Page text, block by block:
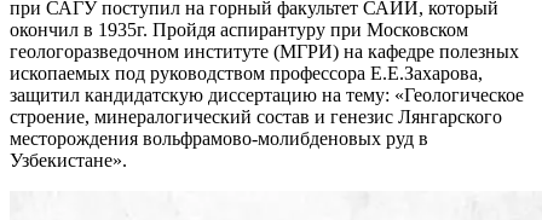
при САГУ поступил на горный факультет САИИ, который
окончил в 1935г. Пройдя аспирантуру при Московском
геологоразведочном институте (МГРИ) на кафедре полезных
ископаемых под руководством профессора Е.Е.Захарова,
защитил кандидатскую диссертацию на тему: «Геологическое
строение, минералогический состав и генезис Лянгарского
месторождения вольфрамово-молибденовых руд в
Узбекистане».